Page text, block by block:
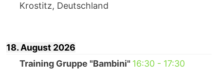
Krostitz, Deutschland
18. August 2026
Training Gruppe "Bambini" 16:30- 17:30